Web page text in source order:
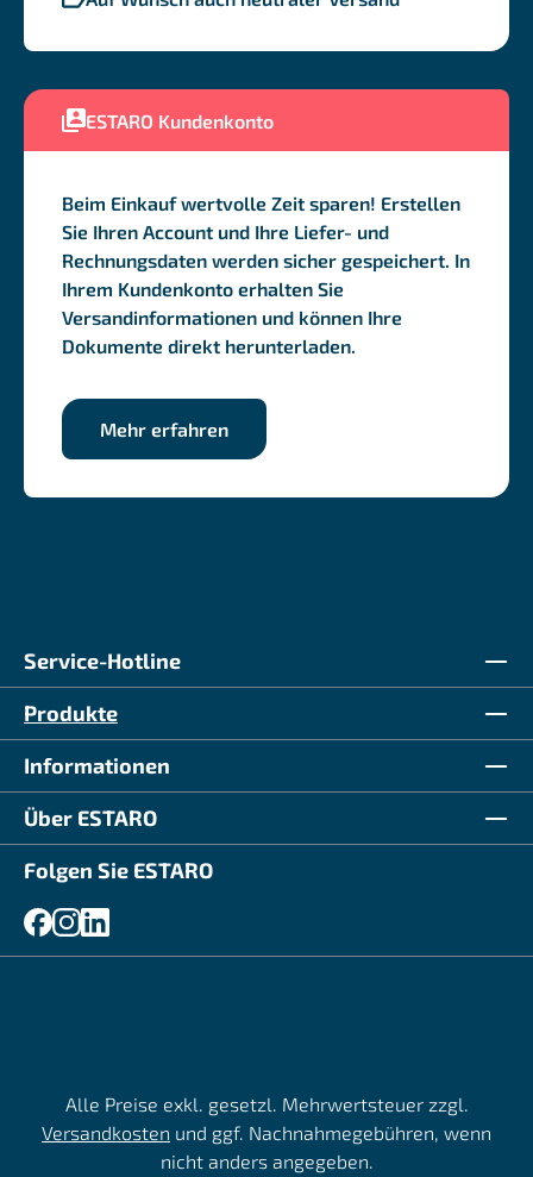
ESTARO Kundenkonto
Beim Einkauf wertvolle Zeit sparen! Erstellen
Sie Ihren Account und Ihre Liefer- und
Rechnungsdaten werden sicher gespeichert. In
Ihrem Kundenkonto erhalten Sie
Versandinformationen und können Ihre
Dokumente direkt herunterladen.
Mehr erfahren
Service-Hotline
Produkte
Informationen
Über ESTARO
Folgen Sie ESTARO
Alle Preise exkl. gesetzl. Mehrwertsteuer zzgl.
Versandkosten und ggf. Nachnahmegebühren, wenn
nicht anders angegeben.